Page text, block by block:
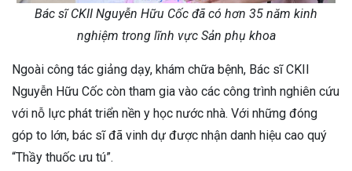
Bác sĩ CKII Nguyễn Hữu Cốc đã có hơn 35 năm kinh
nghiệm trong lĩnh vực Sản phụ khoa
Ngoài công tác giảng dạy, khám chữa bệnh, Bác sĩ CKII
Nguyễn Hữu Cốc còn tham gia vào các công trình nghiên cứu
với nỗ lực phát triển nền y học nước nhà. Với những đóng
góp to lớn, bác sĩ đã vinh dự được nhận danh hiệu cao quý
“Thầy thuốc ưu tú”.